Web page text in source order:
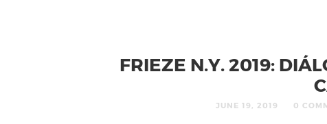
FRIEZE N.Y. 2019:
JUNE 19, 2019 0